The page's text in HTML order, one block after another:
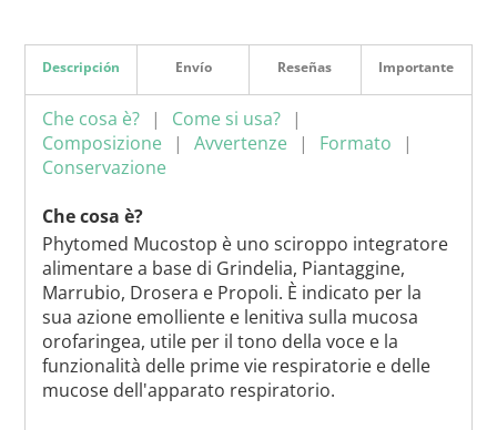
Descripción
Che cosa è?
Come si usa?
Composizione
Avvertenze
Formato
Conservazione
Che cosa è?
Phytomed Mucostop è uno sciroppo integratore
alimentare a base di Grindelia, Piantaggine,
Marrubio, Drosera e Propoli. È indicato per la
sua azione emolliente e lenitiva sulla mucosa
orofaringea, utile per il tono della voce e la
funzionalità delle prime vie respiratorie e delle
mucose dell'apparato respiratorio.
Envío Reseñas Importante